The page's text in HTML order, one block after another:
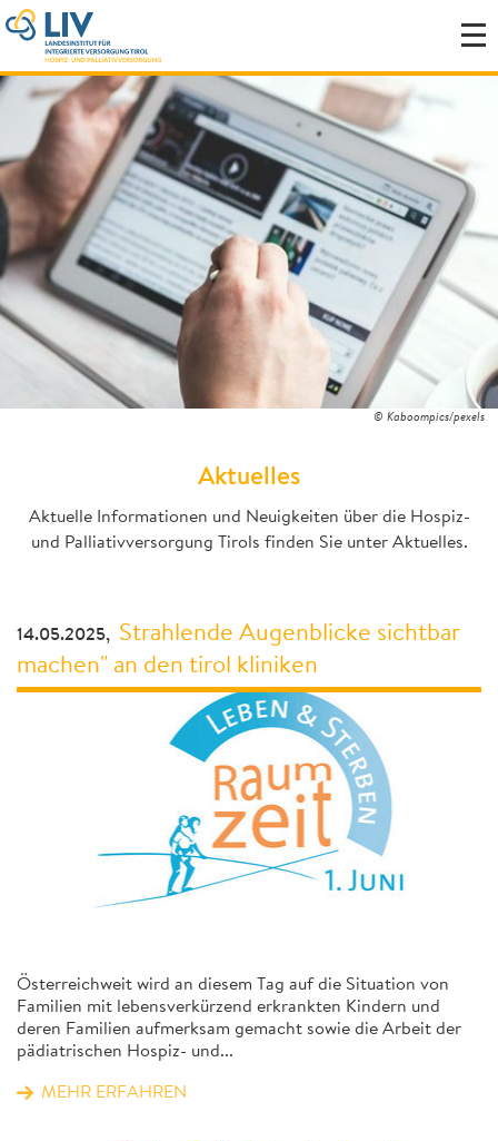
© Kaboompics/pexels
Aktuelles
Aktuelle Informationen und Neuigkeiten über die Hospiz-
und Palliativversorgung Tirols finden Sie unter Aktuelles.
14.05.2025, Strahlende Augenblicke sichtbar
machen" an den tirol kliniken
Österreichweit wird an diesem Tag auf die Situation von
Familien mit lebensverkürzend erkrankten Kindern und
deren Familien aufmerksam gemacht sowie die Arbeit der
pädiatrischen Hospiz- und...
MEHR ERFAHREN